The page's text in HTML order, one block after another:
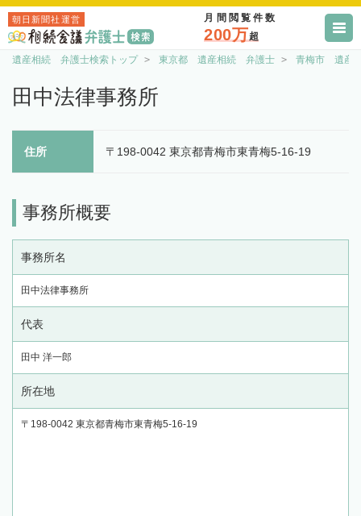
朝日新聞社運営 月間閲覧件数
200万超
遺産相続 弁護士検索トップ 東京都 遺産相続 弁護士 青梅市 遺産
田中法律事務所
住所 〒198-0042 東京都青梅市東青梅5-16-19
事務所概要
事務所名
田中法律事務所
代表
田中 洋一郎
所在地
〒198-0042 東京都青梅市東青梅5-16-19